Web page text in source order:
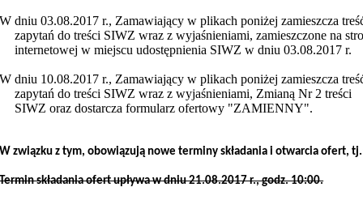
W dniu 03.08.2017 r., Zamawiający w plikach poniżej zamieszcza
zapytań do treści SIWZ wraz z wyjaśnieniami, zamieszczone na
internetowej w miejscu udostępnienia SIWZ w dniu 03.08.2017 r.
W dniu 10.08.2017 r., Zamawiający w plikach poniżej zamieszcza
zapytań do treści SIWZ wraz z wyjaśnieniami, Zmianą Nr 2 treści
SIWZ oraz dostarcza formularz ofertowy "ZAMIENNY".
W związku z tym, obowiązują nowe terminy składania i otwarcia ofert,
Termin składania ofert upływa w dniu 21.08.2017 r., godz. 10:00.